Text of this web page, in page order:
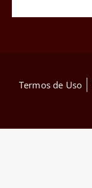
Termos de Uso